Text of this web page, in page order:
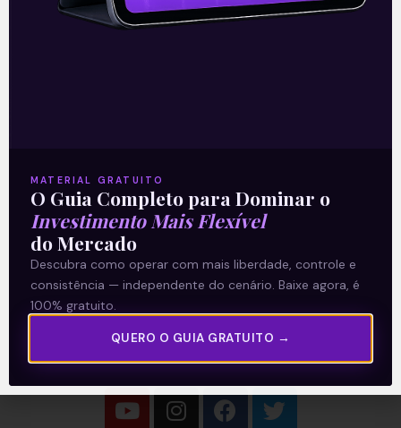
Leia mais da Denise Campos de
Toledo:O ver para crer da pauta
de prioridades | Denise Campos
de Toledo.
Acompanhe nossas Redes Sociais!
MATERIAL GRATUITO
O Guia Completo para Dominar o
Investimento Mais Flexível
do Mercado
Descubra como operar com mais liberdade, controle e
consistência — independente do cenário. Baixe agora, é
100% gratuito.
QUERO O GUIA GRATUITO →